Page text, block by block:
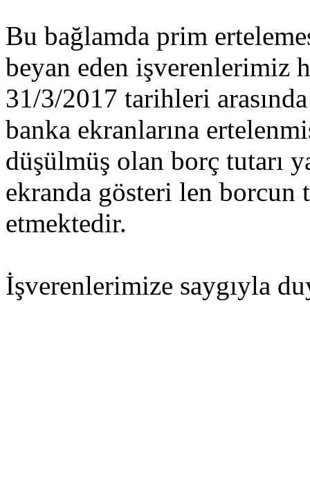
Bu bağlamda prim
beyan eden işverenlerimiz
31/3/2017 tarihleri arasında
banka ekranlarına
düşülmüş olan borç tutarı
ekranda gösteri len borcun
etmektedir.
İşverenlerimize saygıyla